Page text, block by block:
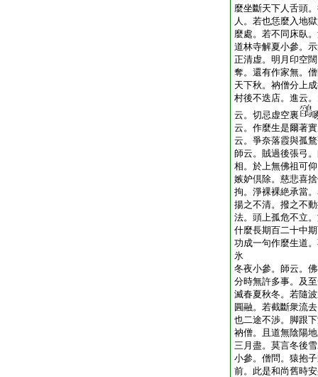
麼坐斷天下人舌頭
人。若也恁麼入地
麼處。若不同床臥
道林寺解夏小參。
正清虚。明月印空
奪。還有作家無。
天下秋。衲僧分上
村後不迭店。進云
云。切忌虚空裏
云。作麼生是爾著
云。爭奈落霞與孤
師云。賊過後張弓
相。於上無佛祖可
嫉妒倶除。慈悲喜
拘。淨裸裸絶承當
揚之不清。撥之不
法。頭上孤危不立
什麼長期百二十中
功成一句作麼生道
氷
冬夜小參。師云。
分時無許多事。及
滅春夏秋冬。若隨
圓融。若截斷衆流
也二途不渉。脚跟
衲僧。且道無陰陽
三月盡。莫言冬後
小參。僧問。猿抱
前。此是和尚舊時